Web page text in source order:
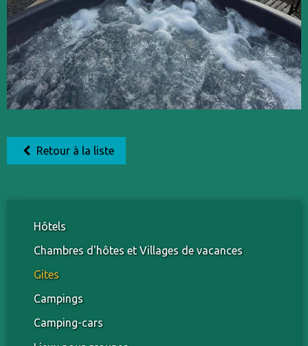
Retour à la liste
Hôtels
Chambres d'hôtes et Villages de vacances
Gites
Campings
Camping-cars